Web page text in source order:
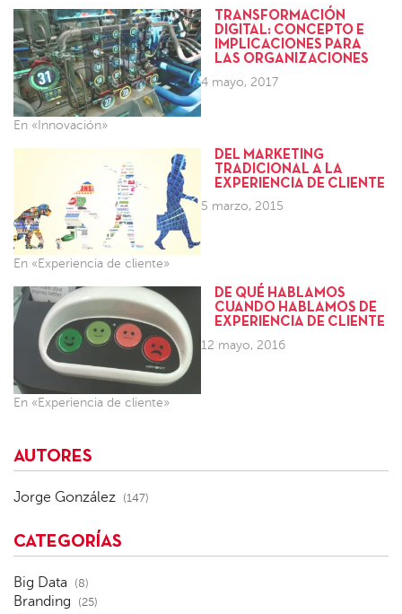
TRANSFORMACIÓN
DIGITAL: CONCEPTO E
IMPLICACIONES PARA
LAS ORGANIZACIONES
4 mayo, 2017
En «Innovación»
DEL MARKETING
TRADICIONAL A LA
EXPERIENCIA DE CLIENTE
5 marzo, 2015
En «Experiencia de cliente»
DE QUÉ HABLAMOS
CUANDO HABLAMOS DE
EXPERIENCIA DE CLIENTE
12 mayo, 2016
En «Experiencia de cliente»
AUTORES
Jorge González (147)
CATEGORÍAS
Big Data (8)
Branding (25)